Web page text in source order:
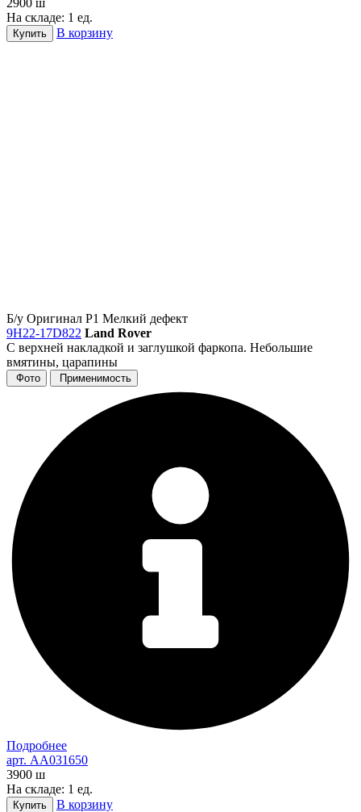
На складе: 1 ед.
Купить В корзину
Б/у Оригинал Р1 Мелкий дефект
9H22-17D822 Land Rover
С верхней накладкой и заглушкой фаркопа. Небольшие
вмятины, царапины
Фото Применимость
Подробнее
арт. AA031650
3900 ш
На складе: 1 ед.
Купить В корзину